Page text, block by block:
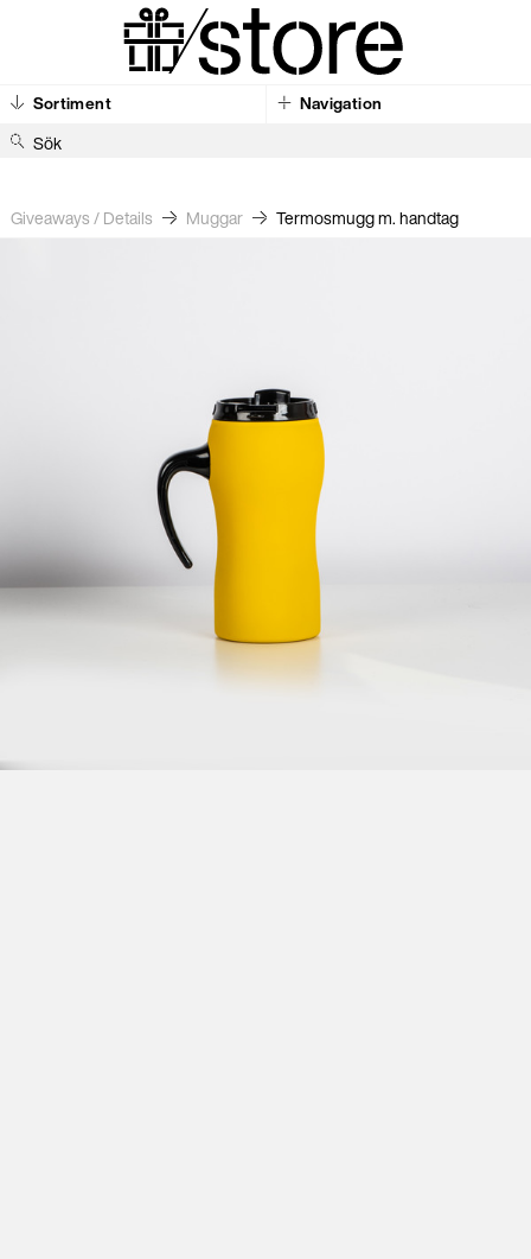
Sortiment Navigation
Sök
Giveaways / Details Muggar Termosmugg m. handtag